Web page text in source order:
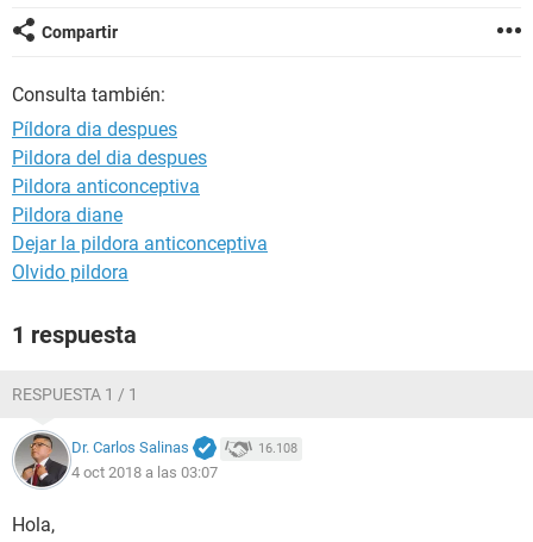
GLOSARIO
Compartir
Consulta también:
Píldora dia despues
Pildora del dia despues
Pildora anticonceptiva
Pildora diane
Dejar la pildora anticonceptiva
Olvido pildora
1 respuesta
RESPUESTA 1 / 1
Dr. Carlos Salinas 16.108
4 oct 2018 a las 03:07
Hola,